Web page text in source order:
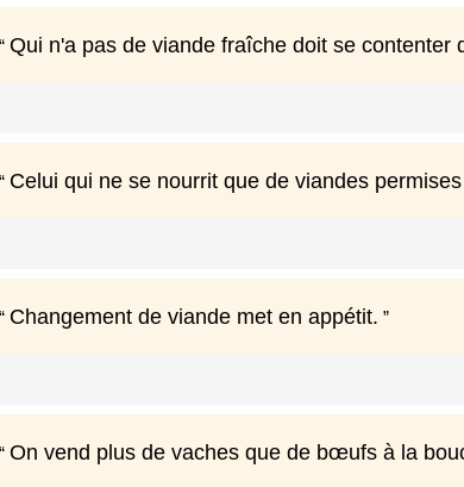
Qui n'a pas de viande fraîche doit se contenter
Celui qui ne se nourrit que de viandes
Changement de viande met en appétit.
On vend plus de vaches que de bœufs à la